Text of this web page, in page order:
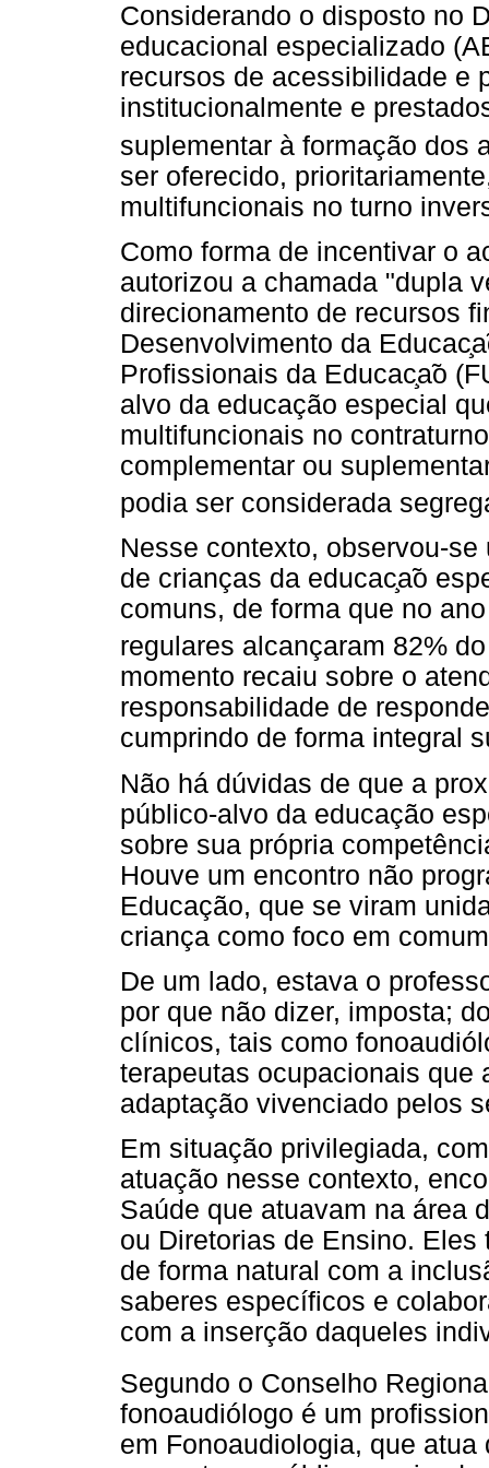
Considerando o disposto no
educacional especializado
recursos de acessibilidade e
institucionalmente e
suplementar à formação dos
ser oferecido,
multifuncionais no turno
Como forma de incentivar o
autorizou a chamada "dupla
direcionamento de recursos
Desenvolvimento da Educaca
Profissionais da Educacao
alvo da educação especial
multifuncionais no
complementar ou
podia ser considerada
Nesse contexto, observou-
de crianças da educacao
comuns, de forma que no
regulares alcançaram 82%
momento recaiu sobre o
responsabilidade de
cumprindo de forma integral
Não há dúvidas de que a
público-alvo da educação
sobre sua própria
Houve um encontro não
Educação, que se viram
criança como foco em
De um lado, estava o
por que não dizer, imposta;
clínicos, tais como
terapeutas ocupacionais que
adaptação vivenciado pelos
Em situação privilegiada,
atuação nesse contexto,
Saúde que atuavam na área
ou Diretorias de Ensino.
de forma natural com a
saberes específicos e
com a inserção daqueles
Segundo o Conselho
fonoaudiólogo é um
em Fonoaudiologia, que